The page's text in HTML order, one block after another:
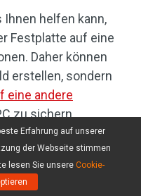
Ihnen helfen kann,
Festplatte auf eine
Daher können
erstellen, sondern
eine andere
zu sichern.
Erfahrung auf unserer
der Webseite stimmen
lesen Sie unsere Cookie-